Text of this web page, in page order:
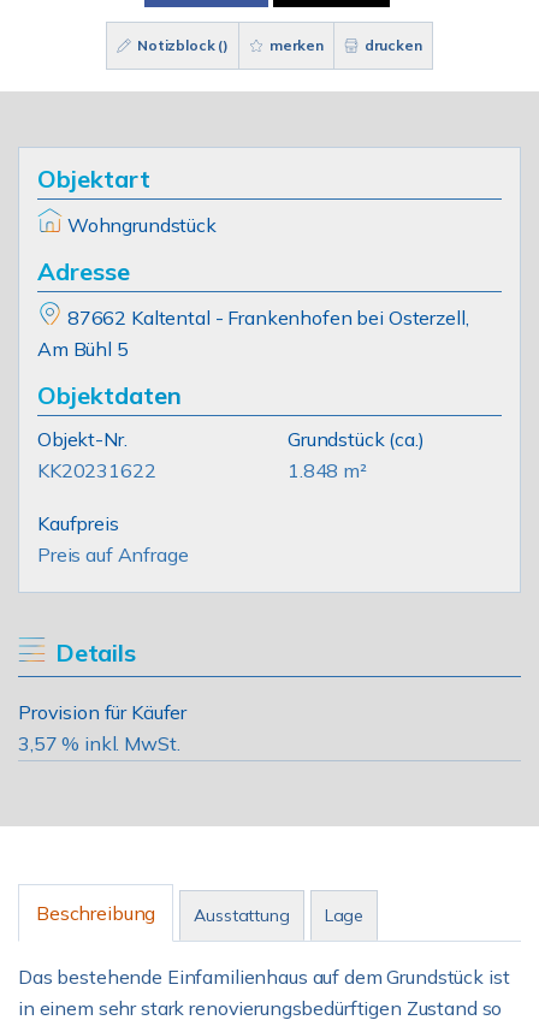
Notizblock () merken drucken
Objektart
Wohngrundstück
Adresse
87662 Kaltental - Frankenhofen bei Osterzell,
Am Bühl 5
Objektdaten
Objekt-Nr.
KK20231622
Grundstück(ca.)
1.848 m²
Kaufpreis
Preis auf Anfrage
Details
Provision für Käufer
3,57 % inkl. MwSt.
Beschreibung Ausstattung Lage
Das bestehende Einfamilienhaus auf dem Grundstück ist
in einem sehr stark renovierungsbedürftigen Zustand so